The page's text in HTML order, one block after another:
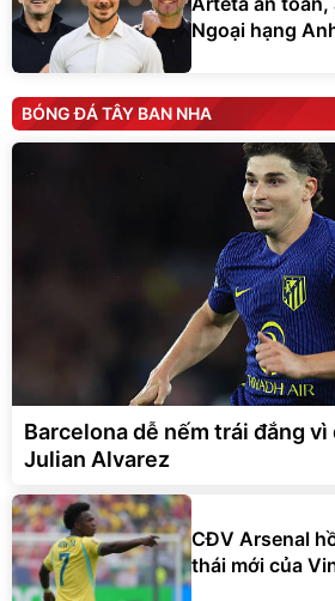
Ngoại hạng
BÓNG ĐÁ TÂY BAN NHA
Barcelona dễ nếm trái đắng vì
Julian Alvarez
CĐV Arsenal
thái mới của